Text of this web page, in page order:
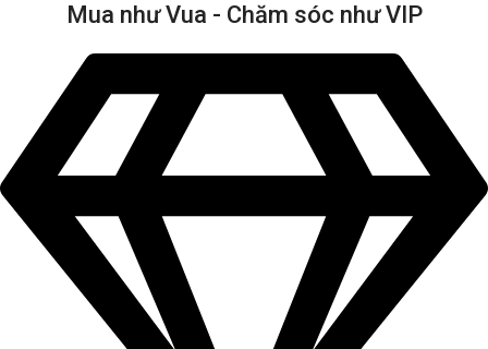
Mua như Vua - Chăm sóc như VIP